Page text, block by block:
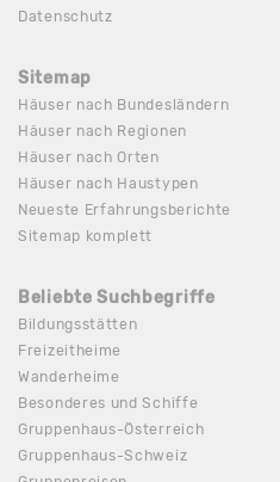
Datenschutz
Sitemap
Häuser nach Bundesländern
Häuser nach Regionen
Häuser nach Orten
Häuser nach Haustypen
Neueste Erfahrungsberichte
Sitemap komplett
Beliebte Suchbegriffe
Bildungsstätten
Freizeitheime
Wanderheime
Besonderes und Schiffe
Gruppenhaus-Österreich
Gruppenhaus-Schweiz